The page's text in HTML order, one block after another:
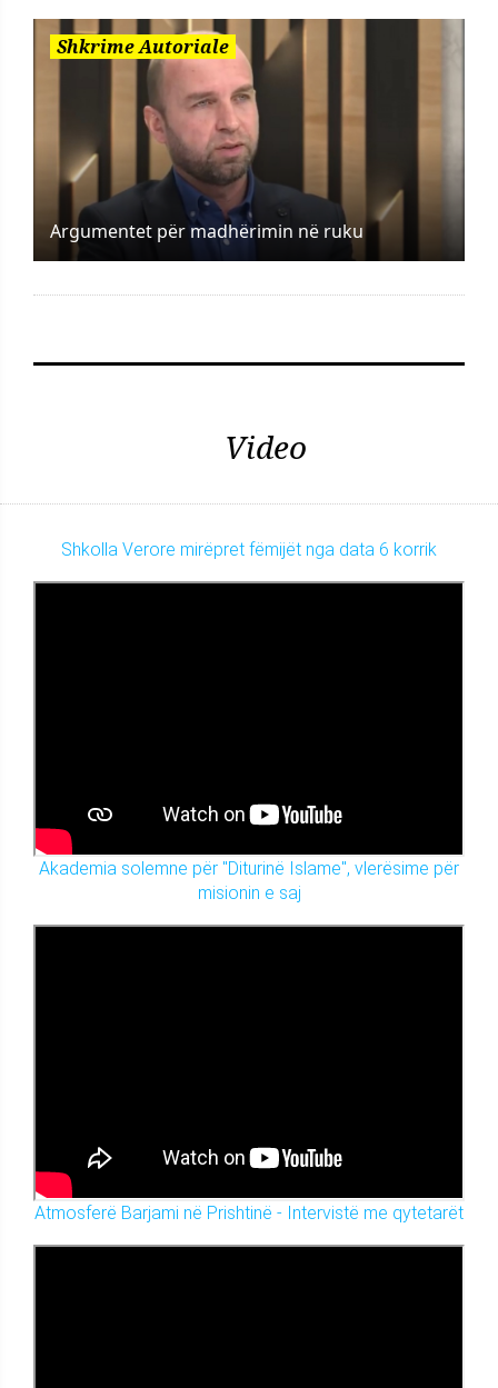
Shkrime Autoriale
Argumentet për madhërimin në ruku
Video
Shkolla Verore mirëpret fëmijët nga data 6 korrik
Akademia solemne për "Diturinë Islame", vlerësime për
misionin e saj
Atmosferë Barjami në Prishtinë - Intervistë me qytetarët